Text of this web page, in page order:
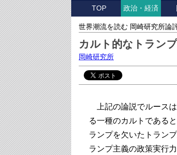
TOP 政治・経済
世界潮流を読む 岡崎研究所論
カルト的なトラン
岡崎研究所
上記の論説でルース
る一種のカルトである
ランプを欠いたトラン
ランプ主義の政策実行